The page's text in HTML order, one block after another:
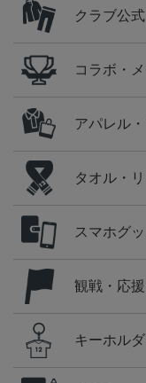
クラブ公
コラボ・
アパレル
タオル・
スマホグ
観戦・応
キーホル